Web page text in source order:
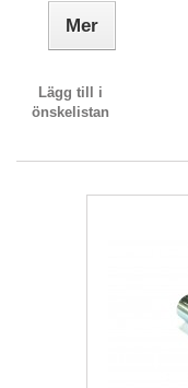
Mer
Lägg till i
önskelistan